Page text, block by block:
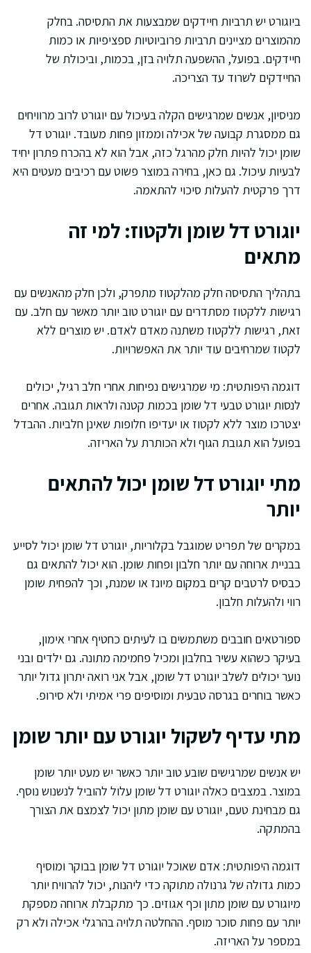
ביוגורט יש תרביות חיידקים שמבצעות את התסיסה. בחלק
מהמוצרים מציינים תרביות פרוביוטיות ספציפיות או כמות
חיידקים. בפועל, ההשפעה תלויה בזן, בכמות, וביכולת של
החיידקים לשרוד עד הצריכה.
מניסיון, אנשים שמרגישים הקלה בעיכול עם יוגורט לרוב מרוויחים
גם ממסגרת קבועה של אכילה וממזון פחות מעובד. יוגורט דל
שומן יכול להיות חלק מהרגל כזה, אבל הוא לא בהכרח פתרון יחיד
לבעיות עיכול. גם כאן, בחירה במוצר פשוט עם רכיבים מעטים היא
דרך פרקטית להעלות סיכוי להתאמה.
יוגורט דל שומן ולקטוז: למי זה
מתאים
בתהליך התסיסה חלק מהלקטוז מתפרק, ולכן חלק מהאנשים עם
רגישות ללקטוז מסתדרים עם יוגורט טוב יותר מאשר עם חלב. עם
זאת, רגישות ללקטוז משתנה מאדם לאדם. יש מוצרים ללא
לקטוז שמרחיבים עוד יותר את האפשרויות.
דוגמה היפותטית: מי שמרגישים נפיחות אחרי חלב רגיל, יכולים
לנסות יוגורט טבעי דל שומן בכמות קטנה ולראות תגובה. אחרים
יצטרכו מוצר ללא לקטוז או יעדיפו חלופות שאינן חלביות. ההבדל
בפועל הוא תגובת הגוף ולא הכותרת על האריזה.
מתי יוגורט דל שומן יכול להתאים
יותר
במקרים של תפריט שמוגבל בקלוריות, יוגורט דל שומן יכול לסייע
בבניית ארוחה עם יותר חלבון ופחות שומן. הוא יכול להתאים גם
כבסיס לרטבים קרים במקום מיונז או שמנת, וכך להפחית שומן
רווי ולהעלות חלבון.
ספורטאים חובבים משתמשים בו לעיתים כחטיף אחרי אימון,
בעיקר כשהוא עשיר בחלבון ומכיל פחמימה מתונה. גם ילדים ובני
נוער יכולים לשלב יוגורט דל שומן, אבל אני רואה יתרון גדול יותר
כאשר בוחרים בגרסה טבעית ומוסיפים פרי אמיתי ולא סירופ.
מתי עדיף לשקול יוגורט עם יותר שומן
יש אנשים שמרגישים שובע טוב יותר כאשר יש מעט יותר שומן
במוצר. במצבים כאלה יוגורט דל שומן עלול להוביל לנשנוש נוסף.
גם מבחינת טעם, יוגורט עם שומן מתון יכול לצמצם את הצורך
בהמתקה.
דוגמה היפותטית: אדם שאוכל יוגורט דל שומן בבוקר ומוסיף
כמות גדולה של גרנולה מתוקה כדי ליהנות, יכול להרוויח יותר
מיוגורט עם שומן מתון וכף אגוזים. כך מתקבלת ארוחה מספקת
יותר עם פחות סוכר מוסף. ההחלטה תלויה בהרגלי אכילה ולא רק
במספר על האריזה.